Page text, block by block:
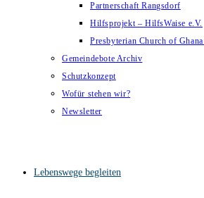
Partnerschaft Rangsdorf
Hilfsprojekt – HilfsWaise e.V.
Presbyterian Church of
Gemeindebote Archiv
Schutzkonzept
Wofür stehen wir?
Newsletter
Lebenswege begleiten